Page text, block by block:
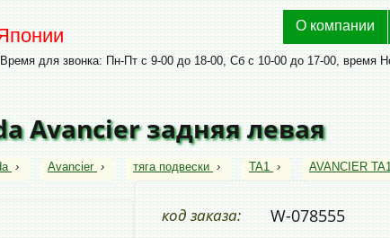
О компании
Время для звонка: Пн-Пт с 9-00 до 18-00, Сб с 10-00 до 17-00, время
Avancier задняя левая
› Avancier › тяга подвески › TA1 › AVANCIER
код заказа: W-078555